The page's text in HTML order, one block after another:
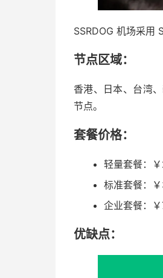
SSRDOG 机场采用
节点区域：
香港、日本、台湾
节点。
套餐价格：
轻量套餐：
标准套餐：
企业套餐：
优缺点：